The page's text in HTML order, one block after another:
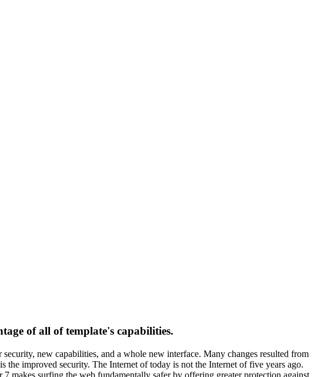
of all of template's capabilities.
new capabilities, and a whole new interface. Many changes resulted from
the improved security. The Internet of today is not the Internet of five years ago.
makes surfing the web fundamentally safer by offering greater protection against